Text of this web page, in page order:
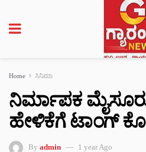
Home ಸಿನಿಮಾ
ನಿರ್ಮಾಪಕ
ಹೇಳಿಕೆಗೆ ಟಾಂಗ್
By admin 1 year Ago